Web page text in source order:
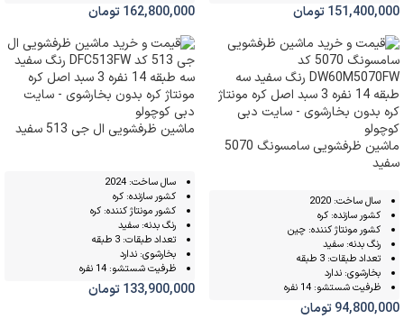
151,400,000تومان 162,800,000تومان
ماشین ظرفشویی سامسونگ 5070
سفید
سال ساخت: 2020
کشور سازنده: کره
کشور مونتاژ کننده: چین
رنگ بدنه: سفید
تعداد طبقات: 3 طبقه
بخارشوی: ندارد
ظرفیت شستشو: 14 نفره
94,800,000تومان
ماشین ظرفشویی ال جی 513 سفید
سال ساخت: 2024
کشور سازنده: کره
کشور مونتاژ کننده: کره
رنگ بدنه: سفید
تعداد طبقات: 3 طبقه
بخارشوی: ندارد
ظرفیت شستشو: 14 نفره
133,900,000تومان